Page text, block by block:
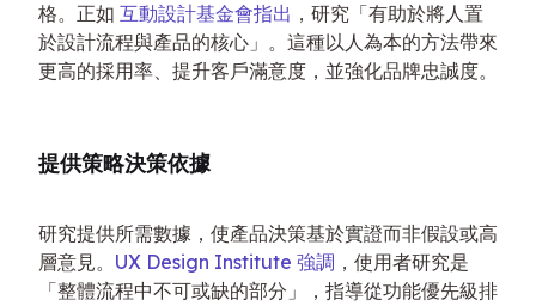
格。正如 互動設計基金會指出 ，研究「有助於將人置
於設計流程與產品的核心」。這種以人為本的方法帶來
更高的採用率、提升客戶滿意度，並強化品牌忠誠度。
提供策略決策依據
研究提供所需數據，使產品決策基於實證而非假設或高
層意見。 UX Design Institute 強調 ，使用者研究是
「整體流程中不可或缺的部分」，指導從功能優先級排